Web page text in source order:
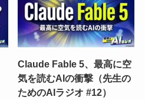
Claude Fable 5、最高に空
気を読むAIの衝撃（先生の
ためのAIラジオ #12）